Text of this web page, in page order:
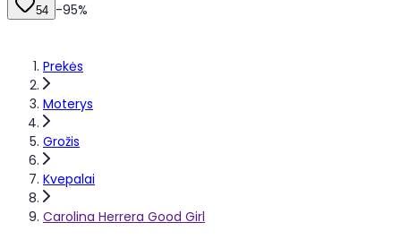
Prekės
Moterys
Grožis
Kvepalai
Carolina Herrera Good Girl
54 -95%